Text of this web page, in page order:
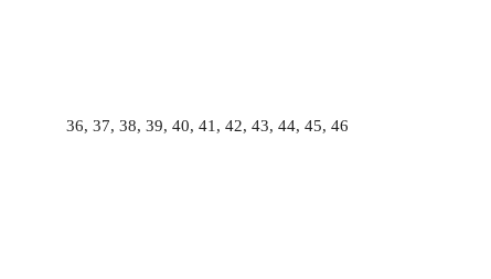
36, 37, 38, 39, 40, 41, 42, 43, 44, 45, 46